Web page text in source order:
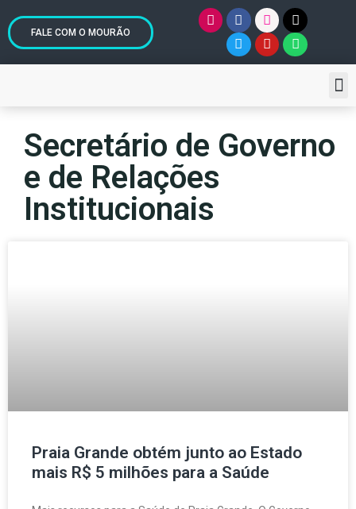
FALE COM O MOURÃO
Secretário de Governo
e de Relações
Institucionais
Praia Grande obtém junto ao Estado
mais R$ 5 milhões para a Saúde